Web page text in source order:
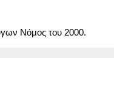
Νόμος του 2000.